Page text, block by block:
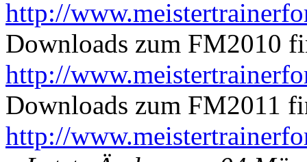
http://
Downloads zum FM2010
http://
Downloads zum FM2011
http://